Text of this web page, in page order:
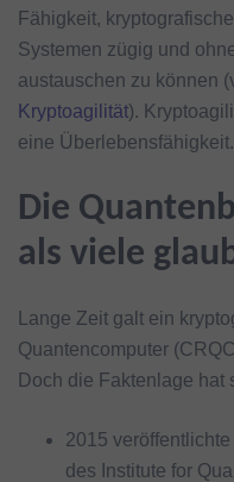
Fähigkeit,
Systemen zügig und
austauschen zu können
Kryptoagilität).
eine Überlebensfähigkeit.
Die
als viele
Lange Zeit galt ein
Quantencomputer
Doch die Faktenlage hat
2015
des Institute for